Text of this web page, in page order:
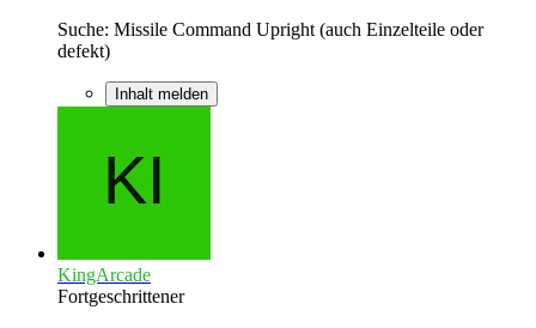
Suche: Missile Command Upright (auch Einzelteile oder
defekt)
Inhalt melden
KingArcade
Fortgeschrittener